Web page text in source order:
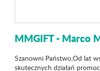
MMGIFT - Marco
Szanowni Państwo,Od lat
skutecznych działań